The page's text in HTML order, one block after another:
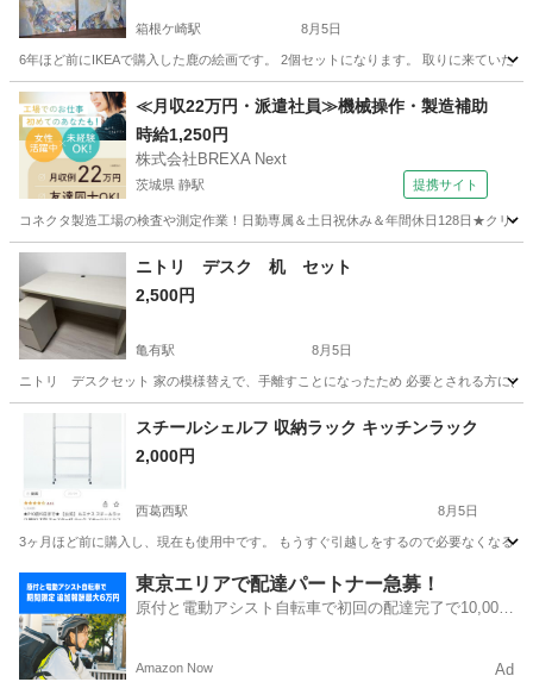
箱根ケ崎駅 8月5日
6年ほど前にIKEAで購入した鹿の絵画です。 2個セットになります。 取りに来ていただ
東京 武蔵村山市 箱根ケ崎駅 インテリア雑貨/小物 IKEA
≪月収22万円・派遣社員≫機械操作・製造補助
時給1,250円
株式会社BREXA Next
茨城県 静駅 提携サイト
コネクタ製造工場の検査や測定作業！日勤専属＆土日祝休み＆年間休日128日★クリ
茨城 常陸大宮市 静駅 その他
ニトリ デスク 机 セット
2,500円
亀有駅 8月5日
ニトリ デスクセット 家の模様替えで、手離すことになったため 必要とされる方に
東京 葛飾区 亀有駅 オフィス用家具
スチールシェルフ 収納ラック キッチンラック
2,000円
西葛西駅 8月5日
3ヶ月ほど前に購入し、現在も使用中です。 もうすぐ引越しをするので必要なくなる
西葛西駅 収納家具
東京エリアで配達パートナー急募！
原付と電動アシスト自転車で初回の配達完了で10,000
Amazon Now Ad